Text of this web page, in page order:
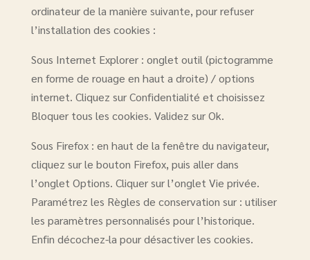
ordinateur de la manière suivante, pour refuser
l’installation des cookies :
Sous Internet Explorer : onglet outil (pictogramme
en forme de rouage en haut a droite) / options
internet. Cliquez sur Confidentialité et choisissez
Bloquer tous les cookies. Validez sur Ok.
Sous Firefox : en haut de la fenêtre du navigateur,
cliquez sur le bouton Firefox, puis aller dans
l’onglet Options. Cliquer sur l’onglet Vie privée.
Paramétrez les Règles de conservation sur : utiliser
les paramètres personnalisés pour l’historique.
Enfin décochez-la pour désactiver les cookies.